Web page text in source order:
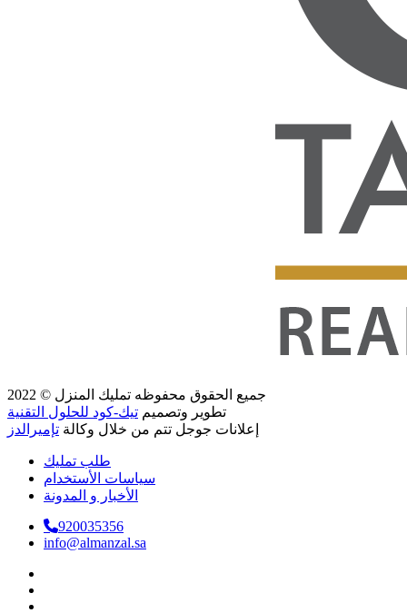
جميع الحقوق محفوظه تمليك المنزل © 2022
تطوير وتصميم تيك-كود للحلول التقنية
إعلانات جوجل تتم من خلال وكالة تإميرالدز
طلب تمليك
سياسات الأستخدام
الأخبار و المدونة
920035356
info@almanzal.sa